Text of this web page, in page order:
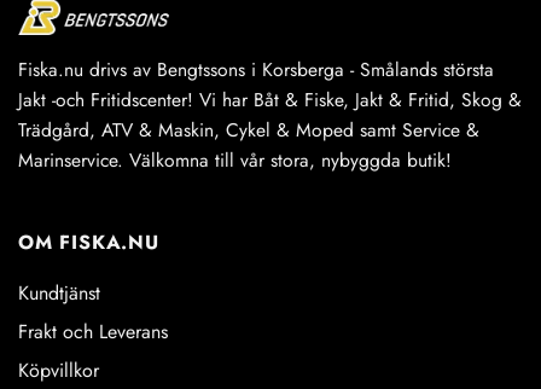
Fiska.nu drivs av Bengtssons i Korsberga - Smålands största
Jakt -och Fritidscenter! Vi har Båt & Fiske, Jakt & Fritid, Skog &
Trädgård, ATV & Maskin, Cykel & Moped samt Service &
Marinservice. Välkomna till vår stora, nybyggda butik!
OM FISKA.NU
Kundtjänst
Frakt och Leverans
Köpvillkor